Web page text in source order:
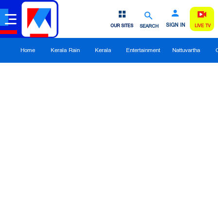
SEARCH SIGN IN
OUR SITES LIVE TV
Home Kerala Rain Kerala Entertainment Nattuvartha